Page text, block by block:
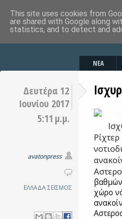
ΝΕΑ
Δευτέρα 12
Ιουνίου 2017
5:11 μ.μ.
avatonpress
ΕΛΛΑΔΑΣΕΙΣΜΟΣ
βαθμών
χώρο
This site uses cookies from
are shared with Google along
statistics, and to detect and